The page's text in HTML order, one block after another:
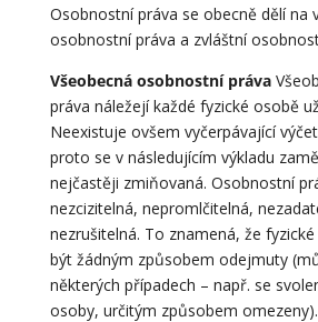
Osobnostní práva se obecně dělí na
osobnostní práva a zvláštní
Všeobecná osobnostní práva
práva náležejí každé fyzické osobě
Neexistuje ovšem vyčerpávající
proto se v následujícím výkladu
nejčastěji zmiňovaná. Osobnostní
nezcizitelná, nepromlčitelná,
nezrušitelná. To znamená, že
být žádným způsobem odejmuty
některých případech – např. se
osoby, určitým způsobem omezeny).